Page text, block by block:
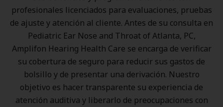
profesionales licenciados para evaluaciones, pruebas
de ajuste y atención al cliente. Antes de su consulta en
Pediatric Ear Nose and Throat of Atlanta, PC,
Amplifon Hearing Health Care se encarga de verificar
su cobertura de seguro para reducir sus gastos de
bolsillo y de presentar una derivación. Nuestro
objetivo es hacer transparente su experiencia de
atención auditiva y liberarlo de preocupaciones con